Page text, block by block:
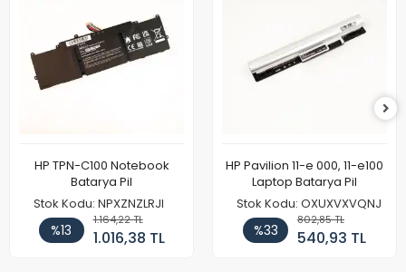
HP TPN-C100 Notebook
Batarya Pil
Stok Kodu: NPXZNZLRJI
%13
1.164,22 TL
1.016,38 TL
HP Pavilion 11-e 000, 11-e100
Laptop Batarya Pil
Stok Kodu: OXUXVXVQNJ
%33
802,85 TL
540,93 TL